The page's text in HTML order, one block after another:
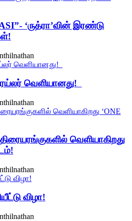
‘ருத்ரா’வின் இரண்டு
வெளியானது!
வெளியாகிறது
விழா!